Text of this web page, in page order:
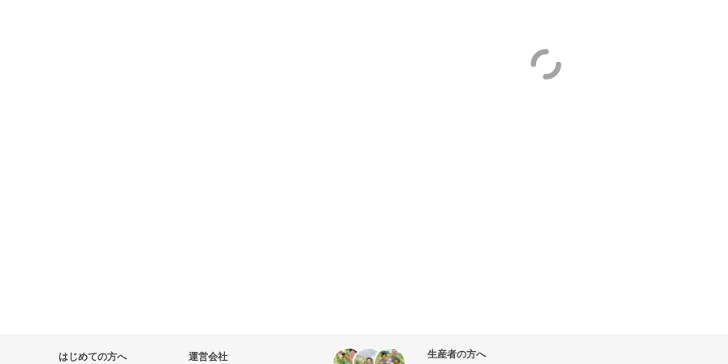
はじめての方へ 運営会社 生産者の方へ